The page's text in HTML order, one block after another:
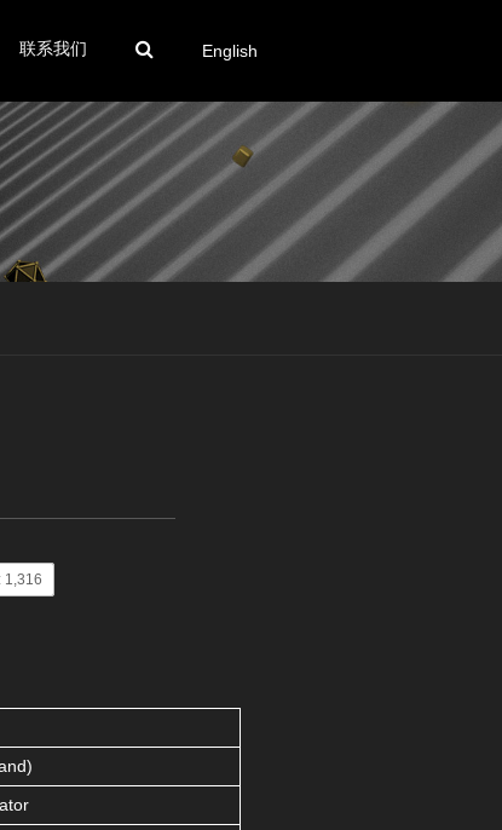
English
联系我们
1,316